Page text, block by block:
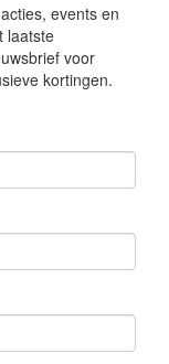
events en
laatste
voor
kortingen.